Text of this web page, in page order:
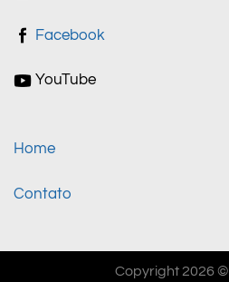
Facebook
YouTube
Home
Contato
Copyright 2026 ©